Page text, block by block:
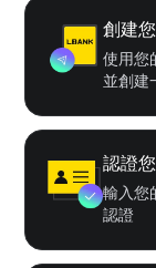
創建
使用您
並創建
認證
輸入您
認證